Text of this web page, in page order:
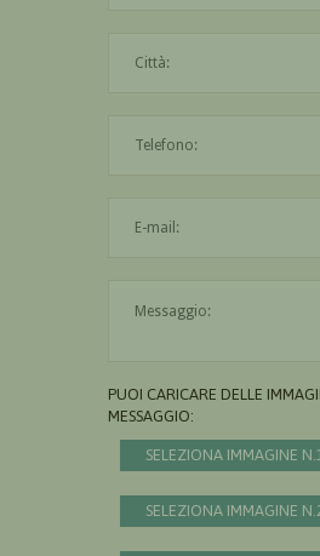
PUOI CARICARE DELLE
MESSAGGIO:
SELEZIONA IMMAGINE
SELEZIONA IMMAGINE